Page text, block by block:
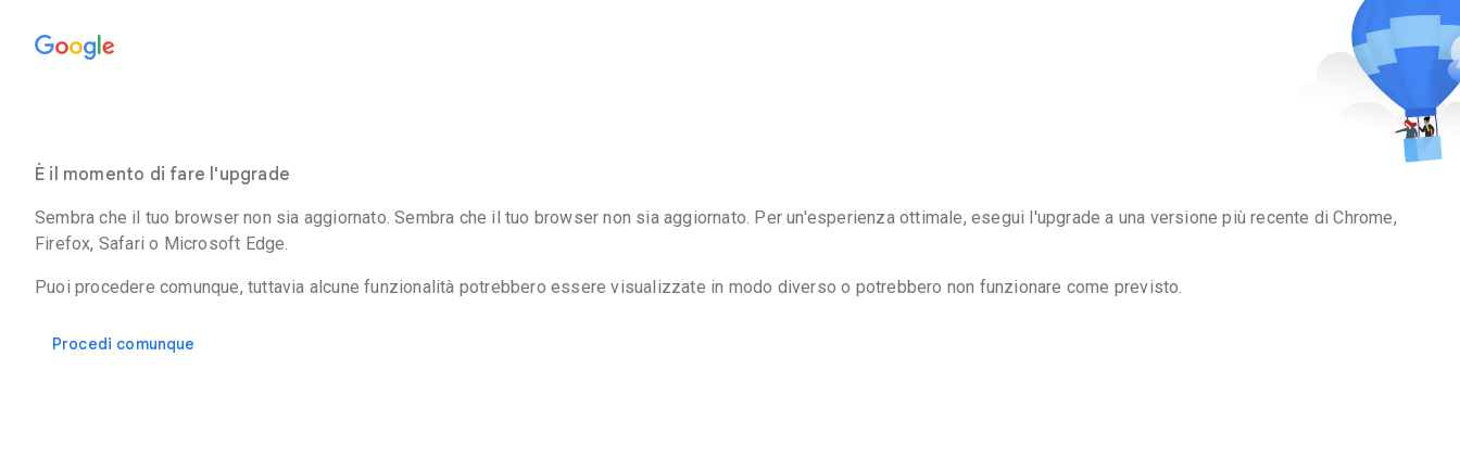
È il momento di fare l'upgrade
Sembra che il tuo browser non sia aggiornato. Sembra che il tuo browser non sia aggiornato. Per un'esperienza ottimale, esegui l'upgrade a una versione più recente di Chrome,
Firefox, Safari o Microsoft Edge.
Puoi procedere comunque, tuttavia alcune funzionalità potrebbero essere visualizzate in modo diverso o potrebbero non funzionare come previsto.
Procedi comunque